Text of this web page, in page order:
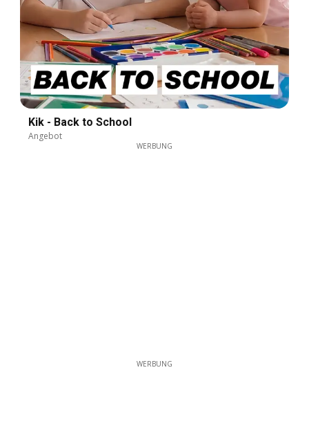
Kik - Back to School
Angebot
WERBUNG
WERBUNG